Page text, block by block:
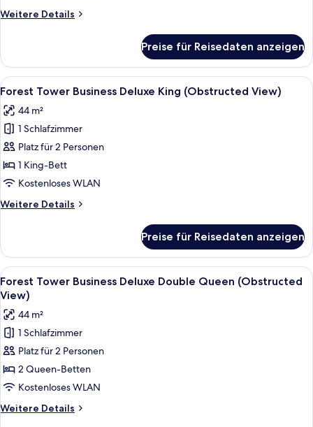
anzeigen
Weitere Details
Weitere
Tower
Lake
Deluxe
Queen
Preise für Reisedaten anzeigen
Alle
Fotos
für
Forest
Tower
Business
Deluxe
(Obstructed
Daunenbettdecken, Minibar,
6
Forest Tower Business Deluxe King (Obstructed View)
44 m²
1 Schlafzimmer
Platz für 2 Personen
1 King-Bett
Kostenloses WLAN
Weitere Details
Weitere
Tower
Business
Deluxe
King
(Obstructed
View)
Preise für Reisedaten anzeigen
Alle
Fotos
für
Forest
Tower
Business
Deluxe
Double
Queen
(Obstructed
Ein Hotelzimmer mit zwei Betten,
4
Forest Tower Business Deluxe Double Queen (Obstructed
View)
44 m²
1 Schlafzimmer
Platz für 2 Personen
2 Queen-Betten
Kostenloses WLAN
Weitere Details
Weitere